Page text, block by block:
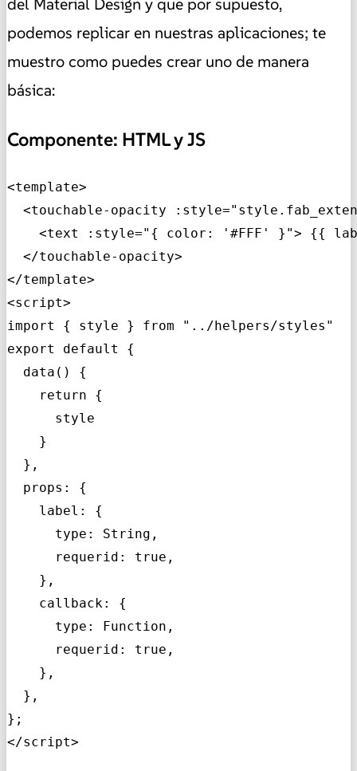
podemos replicar en nuestras aplicaciones; te
muestro como puedes crear uno de manera
básica:
Componente: HTML y JS
<template>
<touchable-opacity
<text :style="{ color: '#FFF' }"> {{
</touchable-opacity>
</template>
<script>
import { style } from "../helpers/styles"
export default {
data() {
return {
style
}
},
props: {
label: {
type: String,
requerid: true,
},
callback: {
type: Function,
requerid: true,
},
},
};
</script>